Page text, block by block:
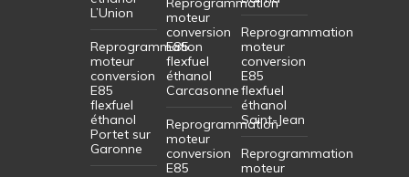
L’Union
Reprogrammation
moteur
conversion
E85
flexfuel
éthanol
Portet sur
Garonne
moteur
conversion
E85
flexfuel
éthanol
Carcasonne
Reprogrammation
moteur
conversion
E85
Reprogrammation
moteur
conversion
E85
flexfuel
éthanol
Saint-Jean
Reprogrammation
moteur